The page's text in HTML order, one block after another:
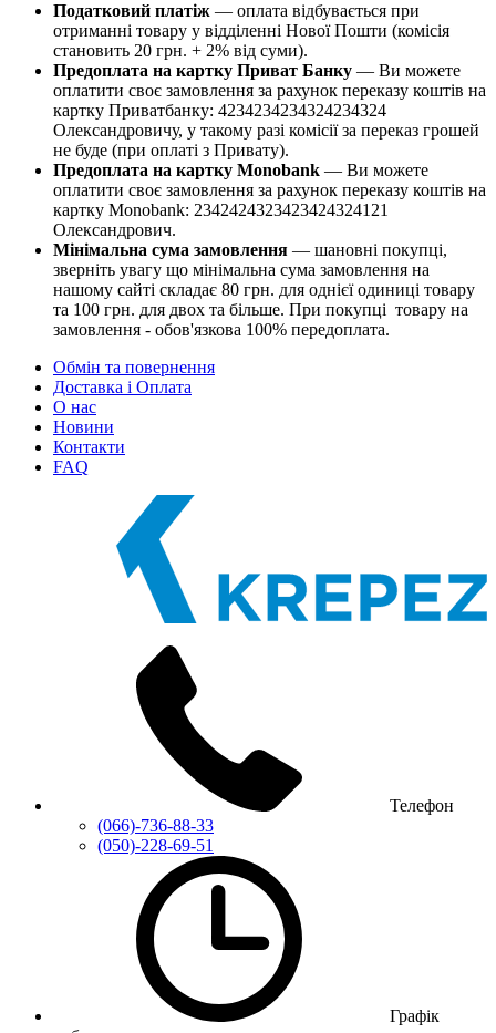
Податковий платіж — оплата відбувається при
отриманні товару у відділенні Нової Пошти (комісія
становить 20 грн. + 2% від суми).
Предоплата на картку Приват Банку — Ви можете
оплатити своє замовлення за рахунок переказу коштів на
картку Приватбанку: 4234234234324234324
Олександровичу, у такому разі комісії за переказ грошей
не буде (при оплаті з Привату).
Предоплата на картку Monobank — Ви можете
оплатити своє замовлення за рахунок переказу коштів на
картку Monobank: 2342424323423424324121
Олександрович.
Мінімальна сума замовлення — шановні покупці,
зверніть увагу що мінімальна сума замовлення на
нашому сайті складає 80 грн. для однієї одиниці товару
та 100 грн. для двох та більше. При покупці товару на
замовлення - обов'язкова 100% передоплата.
Обмін та повернення
Доставка і Оплата
О нас
Новини
Контакти
FAQ
Телефон
(066)-736-88-33
(050)-228-69-51
Графік